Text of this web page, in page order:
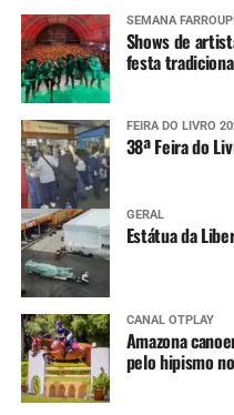
SEMANA
Shows de
festa
FEIRA DO LIVRO
38ª Feira do
GERAL
Estátua da
CANAL OTPLAY
Amazona
pelo hipismo